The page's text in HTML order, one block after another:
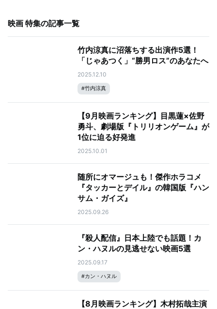
映画 特集の記事一覧
竹内涼真に沼落ちする出演作5選！
「じゃあつく」“勝男ロス”のあなたへ
2025.12.10
#竹内涼真
【9月映画ランキング】目黒蓮×佐野
勇斗、劇場版『トリリオンゲーム』が
1位に迫る好発進
2025.10.01
随所にオマージュも！傑作ホラコメ
『タッカーとデイル』の韓国版『ハン
サム・ガイズ』
2025.09.26
『殺人配信』日本上陸でも話題！カ
ン・ハヌルの見逃せない映画5選
2025.09.17
#カン・ハヌル
【8月映画ランキング】木村拓哉主演